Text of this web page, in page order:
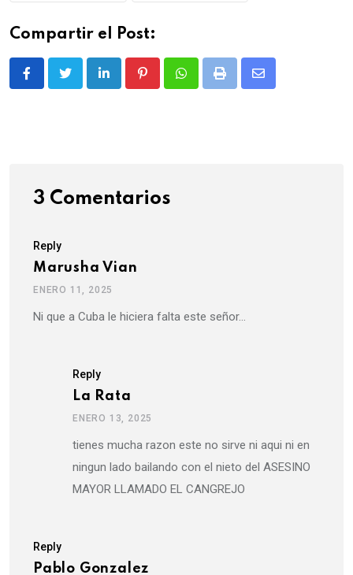
Compartir el Post:
LinkedInPinterestWhatsappPrint
Share
3 Comentarios
Reply
Marusha Vian
ENERO 11, 2025
Ni que a Cuba le hiciera falta este señor…
Reply
La Rata
ENERO 13, 2025
tienes mucha razon este no sirve ni aqui ni en
ningun lado bailando con el nieto del ASESINO
MAYOR LLAMADO EL CANGREJO
Reply
Pablo Gonzalez